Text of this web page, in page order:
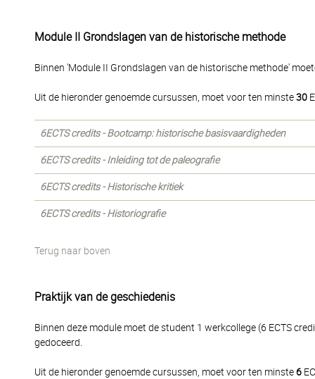
Module II Grondslagen van de historische methode
Binnen 'Module II Grondslagen van de historische methode'
Uit de hieronder genoemde cursussen, moet voor ten minste30
6ECTS credits - Bootcamp: historische basisvaardigheden
6ECTS credits - Inleiding tot de paleografie
6ECTS credits - Historische kritiek
6ECTS credits - Historiografie
Terug naar boven
Praktijk van de geschiedenis
Binnen deze module moet de student 1 werkcollege (6 ECTS
gedoceerd.
Uit de hieronder genoemde cursussen, moet voor ten minste6